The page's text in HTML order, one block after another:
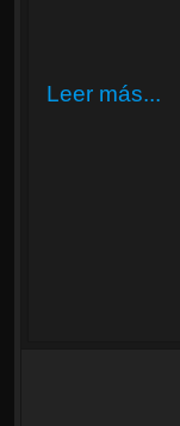
Leer más...